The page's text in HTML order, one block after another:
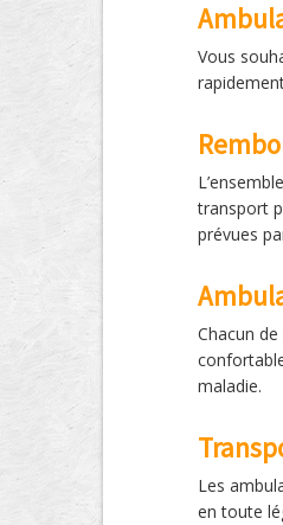
Vous
transport
prévues
Chacun
maladie.
Les
en toute